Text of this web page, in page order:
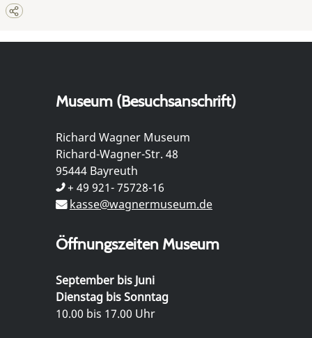
Museum (Besuchsanschrift)
Richard Wagner Museum
Richard-Wagner-Str. 48
95444 Bayreuth
+ 49 921- 75728-16
kasse@wagnermuseum.de
Öffnungszeiten Museum
September bis Juni
Dienstag bis Sonntag
10.00 bis 17.00 Uhr